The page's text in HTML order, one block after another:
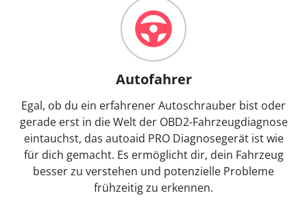
Autofahrer
Egal, ob du ein erfahrener Autoschrauber bist oder
gerade erst in die Welt der OBD2-Fahrzeugdiagnose
eintauchst, das autoaid PRO Diagnosegerät ist wie
für dich gemacht. Es ermöglicht dir, dein Fahrzeug
besser zu verstehen und potenzielle Probleme
frühzeitig zu erkennen.